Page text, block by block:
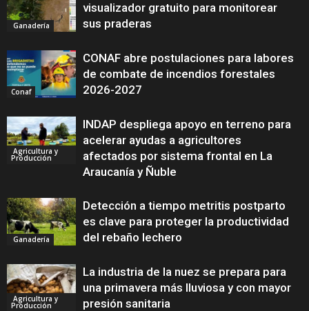
Gestión y
Sostenibilidad
Ganadería
visualizador gratuito para monitorear
sus praderas
Conaf
CONAF abre postulaciones para labores
de combate de incendios forestales
2026-2027
Agricultura y
Producción
INDAP despliega apoyo en terreno para
acelerar ayudas a agricultores
afectados por sistema frontal en La
Araucanía y Ñuble
Ganadería
Detección a tiempo metritis postparto
es clave para proteger la productividad
del rebaño lechero
Agricultura y
Producción
La industria de la nuez se prepara para
una primavera más lluviosa y con mayor
presión sanitaria